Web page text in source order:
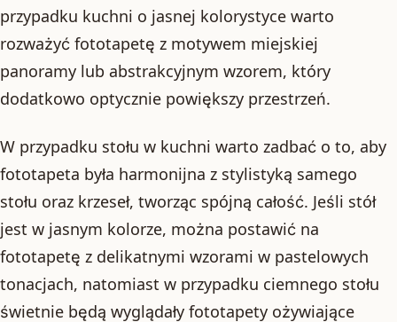
przypadku kuchni o jasnej kolorystyce warto
rozważyć fototapetę z motywem miejskiej
panoramy lub abstrakcyjnym wzorem, który
dodatkowo optycznie powiększy przestrzeń.
W przypadku stołu w kuchni warto zadbać o to, aby
fototapeta była harmonijna z stylistyką samego
stołu oraz krzeseł, tworząc spójną całość. Jeśli stół
jest w jasnym kolorze, można postawić na
fototapetę z delikatnymi wzorami w pastelowych
tonacjach, natomiast w przypadku ciemnego stołu
świetnie będą wyglądały fototapety ożywiające